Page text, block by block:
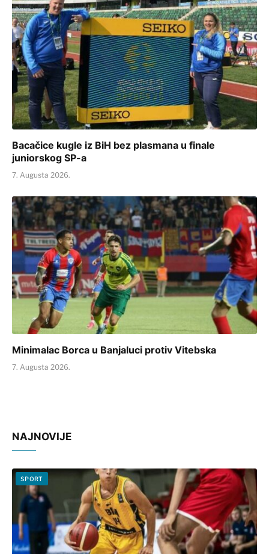
Bacačice kugle iz BiH bez plasmana u finale
juniorskog SP-a
7. Augusta 2026.
Minimalac Borca u Banjaluci protiv Vitebska
7. Augusta 2026.
NAJNOVIJE
SPORT